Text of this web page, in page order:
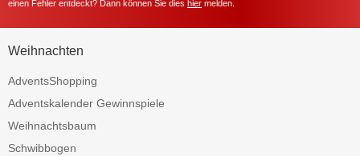
einen Fehler entdeckt? Dann können Sie dies hier melden.
Weihnachten
AdventsShopping
Adventskalender Gewinnspiele
Weihnachtsbaum
Schwibbogen